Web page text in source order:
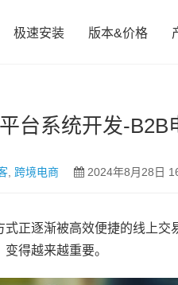
极速安装 版本&价格
台系统开发-B2B
, 跨境电商 2024年8月28日
正逐渐被高效便捷的线上交
得越来越重要。